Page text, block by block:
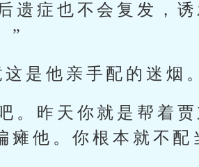
遗症也不会复发，
”
是他亲手配的迷烟。
。昨天你就是帮着
瘫他。你根本就不配